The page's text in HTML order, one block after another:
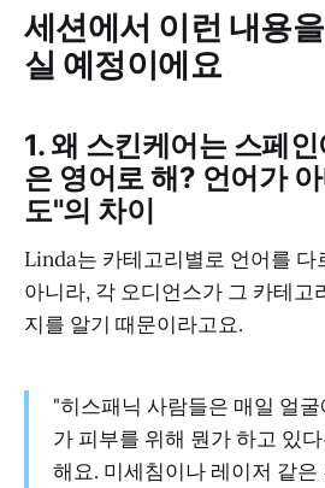
세션에서 이런 내용
실 예정이에요
1. 왜 스킨케어는 스페
은 영어로 해? 언어가
도"의 차이
Linda는 카테고리별로 언어를 다
아니라, 각 오디언스가 그 카테고
지를 알기 때문이라고요.
"히스패닉 사람들은 매일 얼
가 피부를 위해 뭔가 하고 있
해요. 미세침이나 레이저 같